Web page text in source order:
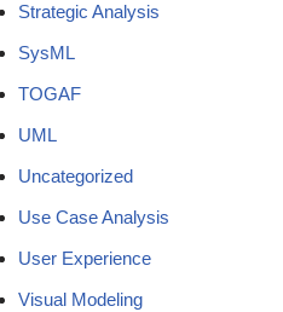
Strategic Analysis
SysML
TOGAF
UML
Uncategorized
Use Case Analysis
User Experience
Visual Modeling